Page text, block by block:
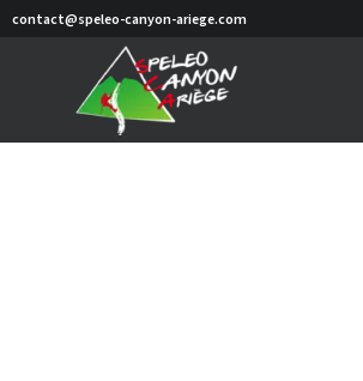
contact@speleo-canyon-ariege.com